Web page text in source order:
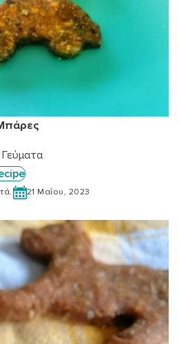
Γεύματα
21 Μαΐου, 2023